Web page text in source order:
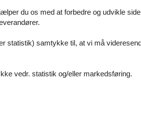
die grundlegende Ausstattung.
und Einkaufsmöglichkeiten.
du os med at forbedre og udvikle
statistik) samtykke til, at vi må
vedr. statistik og/eller markedsføring.